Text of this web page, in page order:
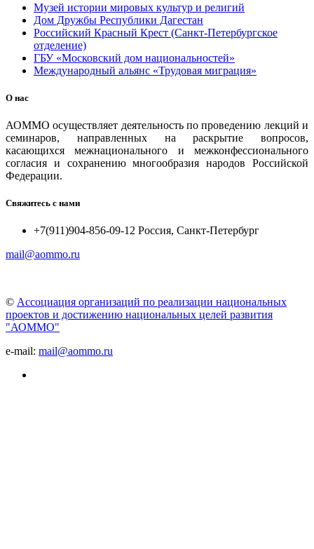
Музей истории мировых культур и религий
Дом Дружбы Республики Дагестан
Российский Красный Крест (Санкт-Петербургское
отделение)
ГБУ «Московский дом национальностей»
Международный альянс «Трудовая миграция»
О нас
АОММО осуществляет деятельность по проведению лекций и
семинаров, направленных на раскрытие вопросов,
касающихся межнационального и межконфессионального
согласия и сохранению многообразия народов Российской
Федерации.
Свяжитесь с нами
+7(911)904-856-09-12 Россия, Санкт-Петербург
mail@aommo.ru
© Ассоциация организаций по реализации национальных
проектов и достижению национальных целей развития
"АОММО"
e-mail: mail@aommo.ru